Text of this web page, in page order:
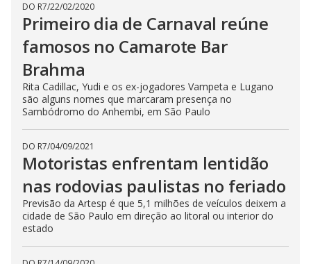
DO R7/22/02/2020
Primeiro dia de Carnaval reúne
famosos no Camarote Bar
Brahma
Rita Cadillac, Yudi e os ex-jogadores Vampeta e Lugano
são alguns nomes que marcaram presença no
Sambódromo do Anhembi, em São Paulo
DO R7/04/09/2021
Motoristas enfrentam lentidão
nas rodovias paulistas no feriado
Previsão da Artesp é que 5,1 milhões de veículos deixem a
cidade de São Paulo em direção ao litoral ou interior do
estado